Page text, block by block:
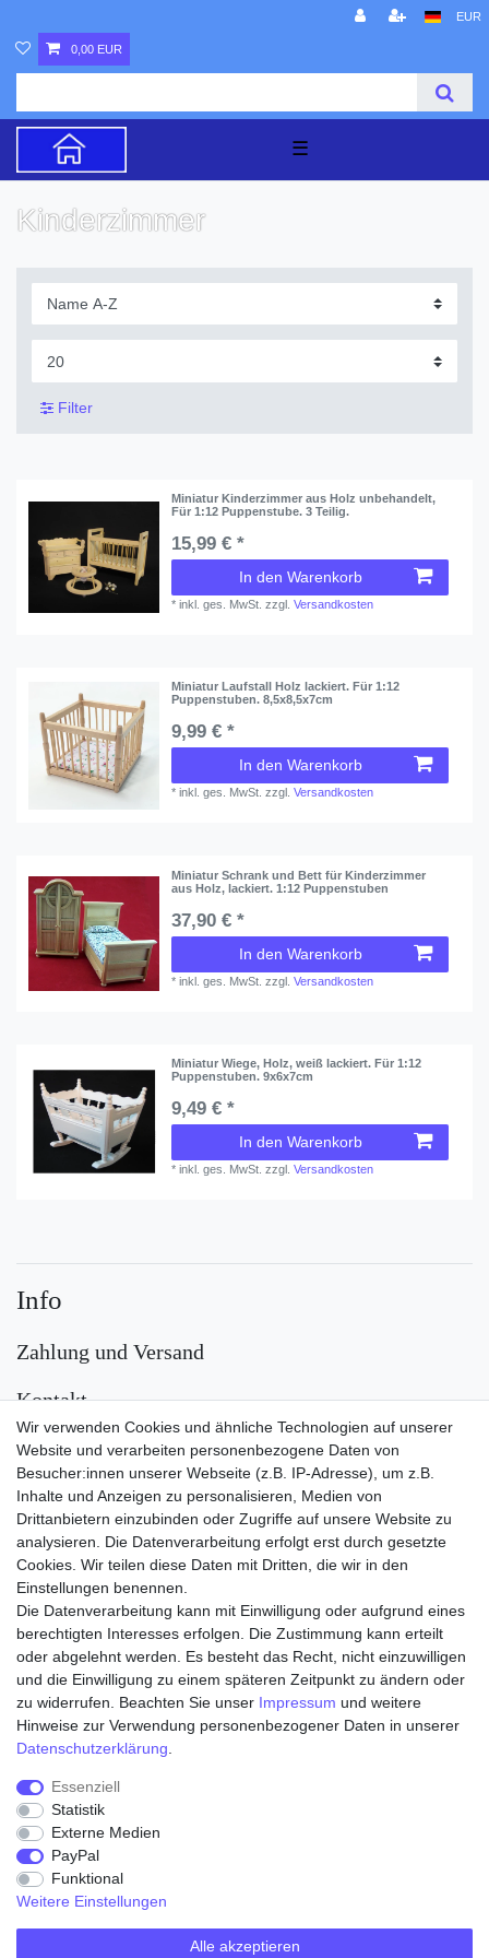
EUR
0,00 EUR
☰
Kinderzimmer
Filter
Miniatur Kinderzimmer aus Holz unbehandelt,
Für 1:12 Puppenstube. 3 Teilig.
15,99 € *
In den Warenkorb
*inkl. ges. MwSt. zzgl.Versandkosten
Miniatur Laufstall Holz lackiert. Für 1:12
Puppenstuben. 8,5x8,5x7cm
9,99 € *
In den Warenkorb
*inkl. ges. MwSt. zzgl.Versandkosten
Miniatur Schrank und Bett für Kinderzimmer
aus Holz, lackiert. 1:12 Puppenstuben
37,90 € *
In den Warenkorb
*inkl. ges. MwSt. zzgl.Versandkosten
Miniatur Wiege, Holz, weiß lackiert. Für 1:12
Puppenstuben. 9x6x7cm
9,49 € *
In den Warenkorb
*inkl. ges. MwSt. zzgl.Versandkosten
Wir verwenden Cookies und ähnliche Technologien auf unserer
Website und verarbeiten personenbezogene Daten von
Besucher:innen unserer Webseite (z.B. IP-Adresse), um z.B.
Inhalte und Anzeigen zu personalisieren, Medien von
Drittanbietern einzubinden oder Zugriffe auf unsere Website zu
analysieren. Die Datenverarbeitung erfolgt erst durch gesetzte
Cookies. Wir teilen diese Daten mit Dritten, die wir in den
Einstellungen benennen.
Die Datenverarbeitung kann mit Einwilligung oder aufgrund eines
berechtigten Interesses erfolgen. Die Zustimmung kann erteilt
oder abgelehnt werden. Es besteht das Recht, nicht einzuwilligen
und die Einwilligung zu einem späteren Zeitpunkt zu ändern oder
zu widerrufen. Beachten Sie unser Impressum und weitere
Hinweise zur Verwendung personenbezogener Daten in unserer
Daten­schutz­erklärung
Essenziell
Statistik
Externe Medien
PayPal
Funktional
Weitere Einstellungen
Alle akzeptieren
Info
Zahlung und Versand
Kontakt
Versand
Zahlungsarten
Widerrufs­recht
Daten­schutz­erklärung